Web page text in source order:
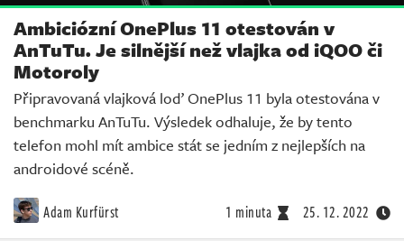
Ambiciózní OnePlus 11 otestován v
AnTuTu. Je silnější než vlajka od iQOO či
Motoroly
Připravovaná vlajková loď OnePlus 11 byla otestována v
benchmarku AnTuTu. Výsledek odhaluje, že by tento
telefon mohl mít ambice stát se jedním z nejlepších na
androidové scéně.
Adam Kurfürst 1 minuta 25. 12. 2022